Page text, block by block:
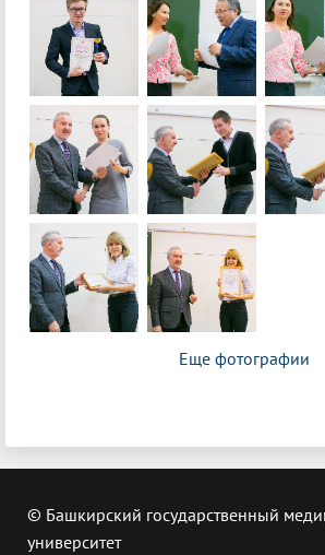
Еще фотографии
© Башкирский государственный
университет